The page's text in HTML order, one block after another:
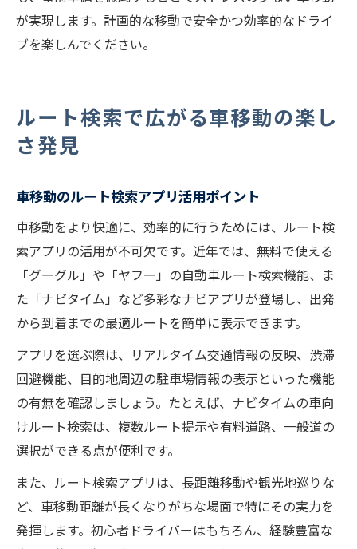
が実現します。計画的な移動で安全かつ効率的なドライ
ブを楽しんでください。
ルート検索で広がる車移動の楽し
さ発見
車移動のルート検索アプリ活用ポイント
車移動をより快適に、効率的に行うためには、ルート検
索アプリの活用が不可欠です。近年では、無料で使える
「グーグル」や「ヤフー」の自動車ルート検索機能、ま
た「ナビタイム」など多彩なナビアプリが登場し、出発
から到着までの最適ルートを簡単に表示できます。
アプリを選ぶ際は、リアルタイム交通情報の反映、渋滞
回避機能、目的地周辺の駐車場情報の表示といった機能
の有無を確認しましょう。たとえば、ナビタイムの車向
けルート検索は、複数ルート提示や有料道路、一般道の
選択ができる点が便利です。
また、ルート検索アプリは、長距離移動や観光地巡りな
ど、車移動距離が長くなりがちな場面で特にその実力を
発揮します。初心者ドライバーはもちろん、経験豊富な